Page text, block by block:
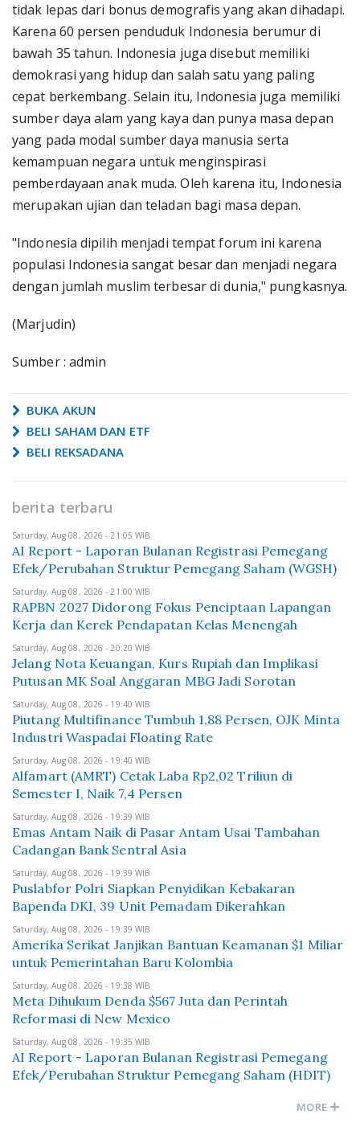
tidak lepas dari bonus demografis yang akan dihadapi.
Karena 60 persen penduduk Indonesia berumur di
bawah 35 tahun. Indonesia juga disebut memiliki
demokrasi yang hidup dan salah satu yang paling
cepat berkembang. Selain itu, Indonesia juga memiliki
sumber daya alam yang kaya dan punya masa depan
yang pada modal sumber daya manusia serta
kemampuan negara untuk menginspirasi
pemberdayaan anak muda. Oleh karena itu, Indonesia
merupakan ujian dan teladan bagi masa depan.
"Indonesia dipilih menjadi tempat forum ini karena
populasi Indonesia sangat besar dan menjadi negara
dengan jumlah muslim terbesar di dunia," pungkasnya.
(Marjudin)
Sumber : admin
BUKA AKUN
BELI SAHAM DAN ETF
BELI REKSADANA
berita terbaru
Saturday, Aug 08, 2026 - 21:05 WIB
AI Report - Laporan Bulanan Registrasi Pemegang
Efek/Perubahan Struktur Pemegang Saham (WGSH)
Saturday, Aug 08, 2026 - 21:00 WIB
RAPBN 2027 Didorong Fokus Penciptaan Lapangan
Kerja dan Kerek Pendapatan Kelas Menengah
Saturday, Aug 08, 2026 - 20:20 WIB
Jelang Nota Keuangan, Kurs Rupiah dan Implikasi
Putusan MK Soal Anggaran MBG Jadi Sorotan
Saturday, Aug 08, 2026 - 19:40 WIB
Piutang Multifinance Tumbuh 1,88 Persen, OJK Minta
Industri Waspadai Floating Rate
Saturday, Aug 08, 2026 - 19:40 WIB
Alfamart (AMRT) Cetak Laba Rp2,02 Triliun di
Semester I, Naik 7,4 Persen
Saturday, Aug 08, 2026 - 19:39 WIB
Emas Antam Naik di Pasar Antam Usai Tambahan
Cadangan Bank Sentral Asia
Saturday, Aug 08, 2026 - 19:39 WIB
Puslabfor Polri Siapkan Penyidikan Kebakaran
Bapenda DKI, 39 Unit Pemadam Dikerahkan
Saturday, Aug 08, 2026 - 19:39 WIB
Amerika Serikat Janjikan Bantuan Keamanan $1 Miliar
untuk Pemerintahan Baru Kolombia
Saturday, Aug 08, 2026 - 19:38 WIB
Meta Dihukum Denda $567 Juta dan Perintah
Reformasi di New Mexico
Saturday, Aug 08, 2026 - 19:35 WIB
AI Report - Laporan Bulanan Registrasi Pemegang
Efek/Perubahan Struktur Pemegang Saham (HDIT)
MORE